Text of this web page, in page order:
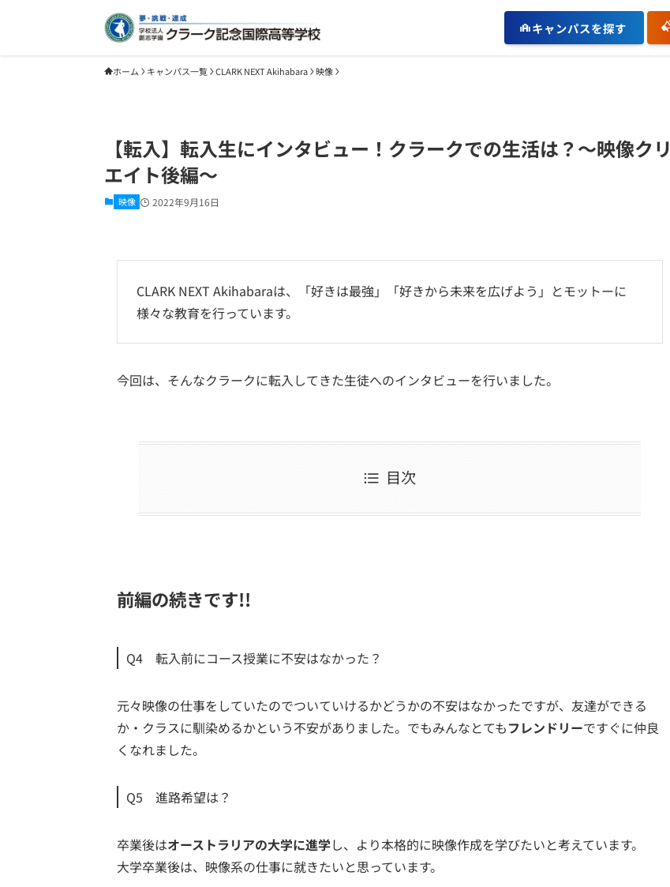
キャンパスを探す
ホーム キャンパス一覧 CLARK NEXT Akihabara 映像
【転入】転入生にインタビュー！クラークでの生活は？～映像クリ
エイト後編～
映像 2022年9月16日
CLARK NEXT Akihabaraは、「好きは最強」「好きから未来を広げよう」とモットーに
様々な教育を行っています。
今回は、そんなクラークに転入してきた生徒へのインタビューを行いました。
目次
前編の続きです!!
Q4 転入前にコース授業に不安はなかった？
元々映像の仕事をしていたのでついていけるかどうかの不安はなかったですが、友達ができる
か・クラスに馴染めるかという不安がありました。でもみんなとてもフレンドリーですぐに仲良
くなれました。
Q5 進路希望は？
卒業後はオーストラリアの大学に進学し、より本格的に映像作成を学びたいと考えています。
大学卒業後は、映像系の仕事に就きたいと思っています。